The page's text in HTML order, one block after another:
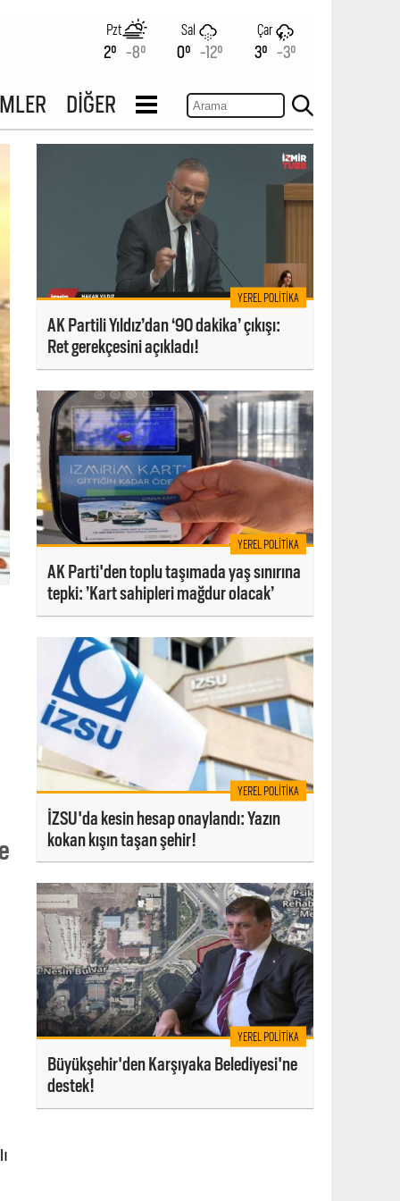
Pzt
2° -8°
Sal
0° -12°
Çar
3° -3°
DİĞER
YEREL POLITIKA
AK Partili Yıldız’dan ‘90 dakika’ çıkışı:
Ret gerekçesini açıkladı!
YEREL POLITIKA
AK Parti'den toplu taşımada yaş sınırına
tepki: ’Kart sahipleri mağdur olacak’
YEREL POLITIKA
İZSU'da kesin hesap onaylandı: Yazın
kokan kışın taşan şehir!
YEREL POLITIKA
Büyükşehir'den Karşıyaka Belediyesi'ne
destek!